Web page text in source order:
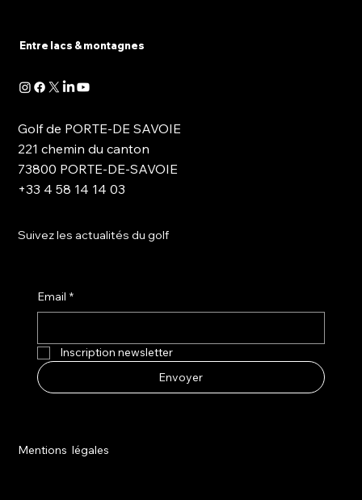
Entre lacs & montagnes
Golf de PORTE-DE SAVOIE
221 chemin du canton
73800 PORTE-DE-SAVOIE
+33 4 58 14 14 03
Suivez les actualités du golf
Email *
Inscription newsletter
Envoyer
Mentions légales